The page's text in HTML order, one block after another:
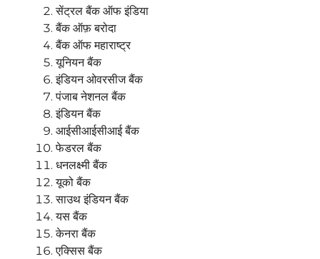
सेंट्रल बैंक ऑफ इंडिया
बैंक ऑफ़ बरोदा
बैंक ऑफ महाराष्ट्र
यूनियन बैंक
इंडियन ओवरसीज बैंक
पंजाब नेशनल बैंक
इंडियन बैंक
आईसीआईसीआई बैंक
फेडरल बैंक
धनलक्ष्मी बैंक
यूको बैंक
साउथ इंडियन बैंक
यस बैंक
केनरा बैंक
एक्सिस बैंक